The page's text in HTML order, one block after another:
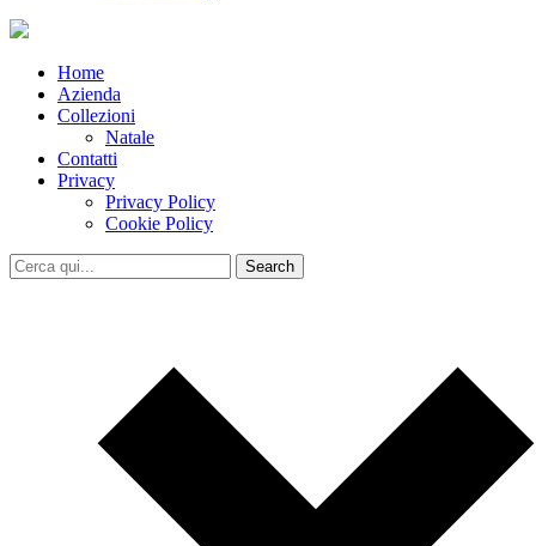
Home
Azienda
Collezioni
Natale
Contatti
Privacy
Privacy Policy
Cookie Policy